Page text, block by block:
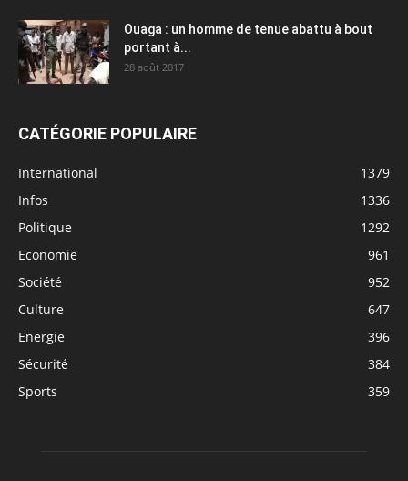
Ouaga : un homme de tenue abattu à bout
portant à...
28 août 2017
CATÉGORIE POPULAIRE
International
1379
Infos
1336
Politique
1292
Economie
961
Société
952
Culture
647
Energie
396
Sécurité
384
Sports
359